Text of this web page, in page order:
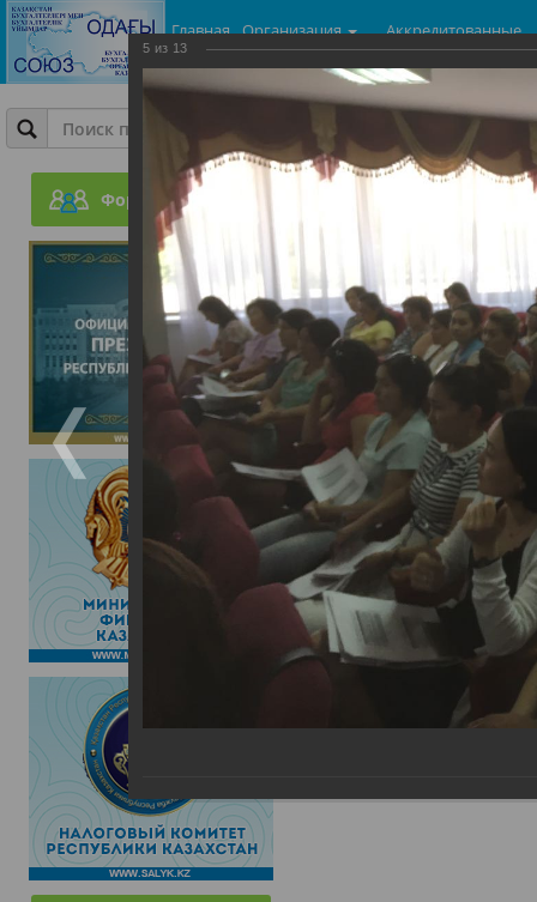
Главная Организация
Аккредитованные
центры
Форум
Фотогалерея
Ежеквартальный
законодательные
5 из 13